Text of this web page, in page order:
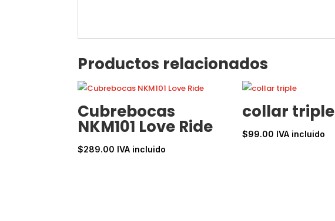
Productos relacionados
Cubrebocas
NKM101 Love Ride
$289.00 IVA incluido
collar triple
$99.00 IVA incluido